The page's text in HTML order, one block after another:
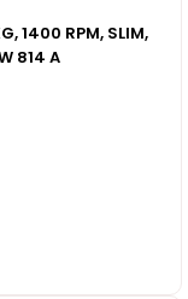
1400 RPM, SLIM,
814 A